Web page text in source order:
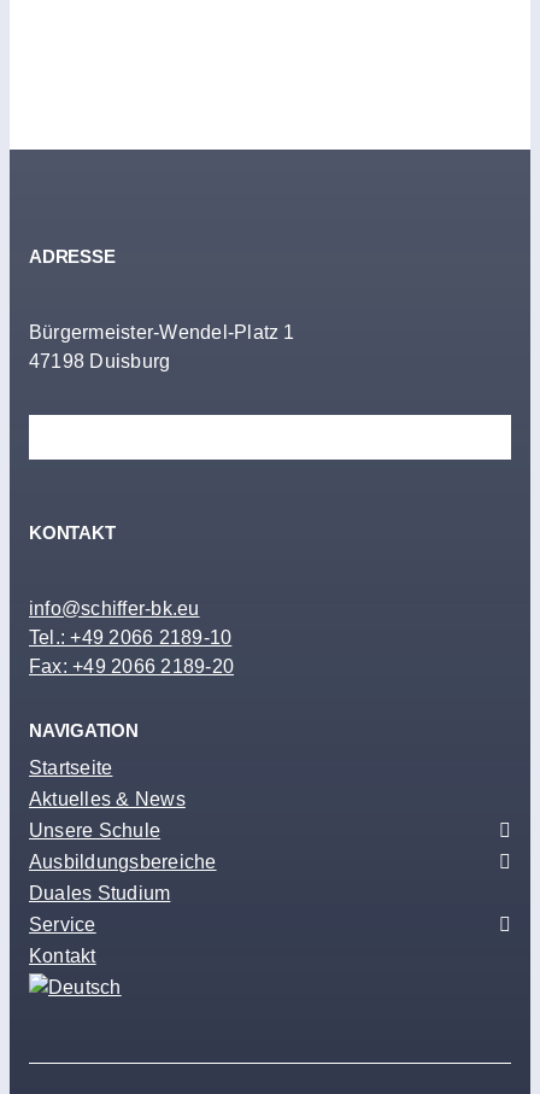
ADRESSE
Bürgermeister-Wendel-Platz 1
47198 Duisburg
KONTAKT
info@schiffer-bk.eu
Tel.: +49 2066 2189-10
Fax: +49 2066 2189-20
NAVIGATION
Startseite
Aktuelles & News
Unsere Schule
Ausbildungsbereiche
Duales Studium
Service
Kontakt